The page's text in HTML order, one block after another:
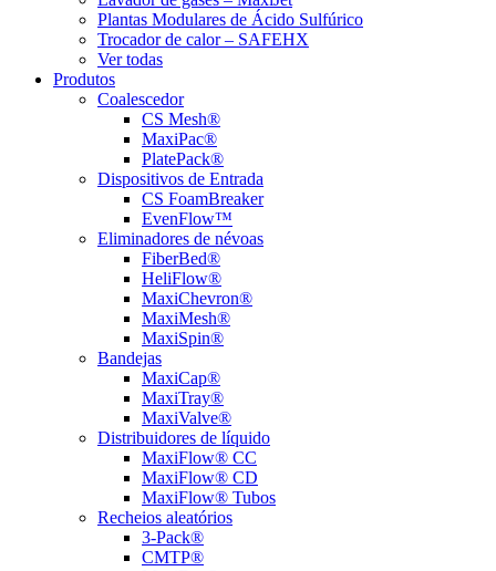
Plantas Modulares de Ácido Sulfúrico
Trocador de calor – SAFEHX
Ver todas
Produtos
Coalescedor
CS Mesh®
MaxiPac®
PlatePack®
Dispositivos de Entrada
CS FoamBreaker
EvenFlow™
Eliminadores de névoas
FiberBed®
HeliFlow®
MaxiChevron®
MaxiMesh®
MaxiSpin®
Bandejas
MaxiCap®
MaxiTray®
MaxiValve®
Distribuidores de líquido
MaxiFlow® CC
MaxiFlow® CD
MaxiFlow® Tubos
Recheios aleatórios
3-Pack®
CMTP®